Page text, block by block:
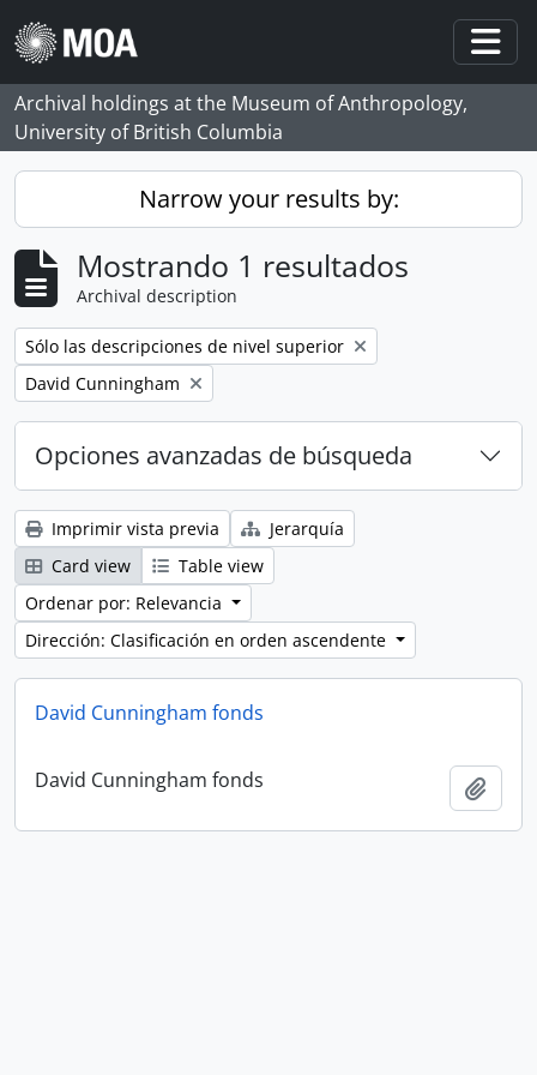
Skip to main content
Archival holdings at the Museum of Anthropology,
University of British Columbia
Narrow your results by:
Mostrando 1 resultados
Archival description
Remove filter:
Sólo las descripciones de nivel superior
Remove filter:
David Cunningham
Opciones avanzadas de búsqueda
Imprimir vista previa
Jerarquía
Card view
Table view
Ordenar por: Relevancia
Dirección: Clasificación en orden ascendente
David Cunningham fonds
David Cunningham fonds